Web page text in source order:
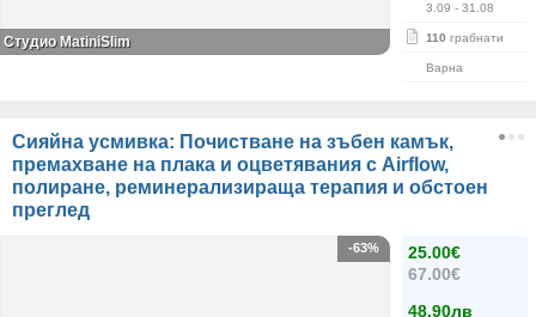
3.09 - 31.08
110 грабнати
Варна
Студио MatiniSlim
Сияйна усмивка: Почистване на зъбен камък,
премахване на плака и оцветявания с Airflow,
полиране, реминерализираща терапия и обстоен
преглед
25.00€
67.00€
48.90лв
-63%